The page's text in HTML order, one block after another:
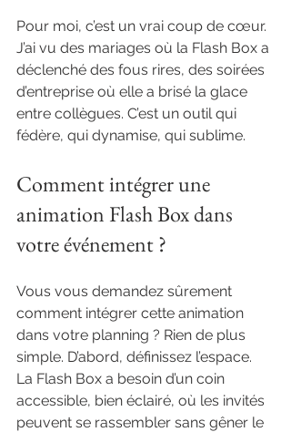
Pour moi, c’est un vrai coup de cœur.
J’ai vu des mariages où la Flash Box a
déclenché des fous rires, des soirées
d’entreprise où elle a brisé la glace
entre collègues. C’est un outil qui
fédère, qui dynamise, qui sublime.
Comment intégrer une
animation Flash Box dans
votre événement ?
Vous vous demandez sûrement
comment intégrer cette animation
dans votre planning ? Rien de plus
simple. D’abord, définissez l’espace.
La Flash Box a besoin d’un coin
accessible, bien éclairé, où les invités
peuvent se rassembler sans gêner le